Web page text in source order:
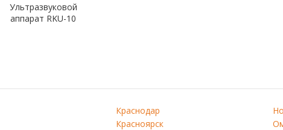
Ультразвуковой
аппарат RKU-10
Краснодар
Красноярск